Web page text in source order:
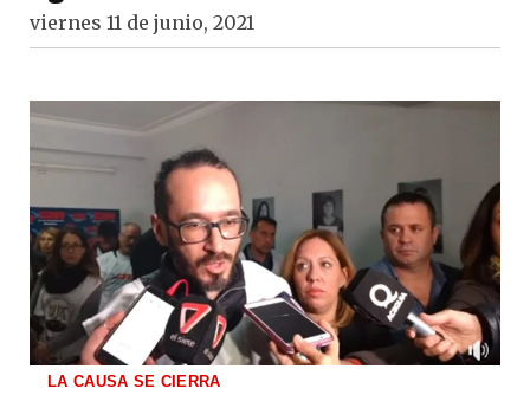
viernes 11 de junio, 2021
LA CAUSA SE CIERRA